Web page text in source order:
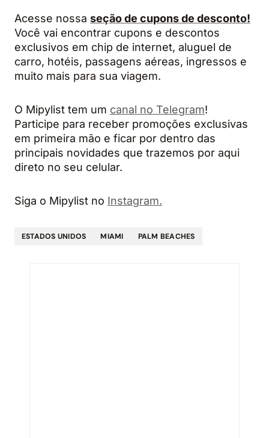
Acesse nossa seção de cupons de desconto!
Você vai encontrar cupons e descontos
exclusivos em chip de internet, aluguel de
carro, hotéis, passagens aéreas, ingressos e
muito mais para sua viagem.
O Mipylist tem um canal no Telegram!
Participe para receber promoções exclusivas
em primeira mão e ficar por dentro das
principais novidades que trazemos por aqui
direto no seu celular.
Siga o Mipylist no Instagram.
ESTADOS UNIDOS MIAMI PALM BEACHES